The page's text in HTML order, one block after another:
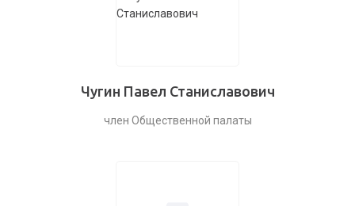
Чугин Павел Станиславович
член Общественной палаты